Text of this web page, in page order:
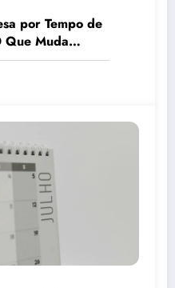
por Tempo de
Que Muda